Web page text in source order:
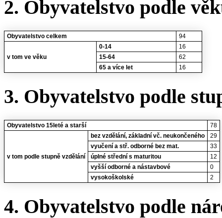
2. Obyvatelstvo podle
Obyvatelstvo celkem 94
v tom ve věku
0-14
16
15-64
62
65 a více let
16
3. Obyvatelstvo podle
Obyvatelstvo 15leté a starší 78
v tom podle stupně vzdělání
bez vzdělání, základní vč. neukončeného
29
vyučení a stř. odborné bez mat.
33
úplné střední s maturitou
12
vyšší odborné a nástavbové
0
vysokoškolské
2
4. Obyvatelstvo podle